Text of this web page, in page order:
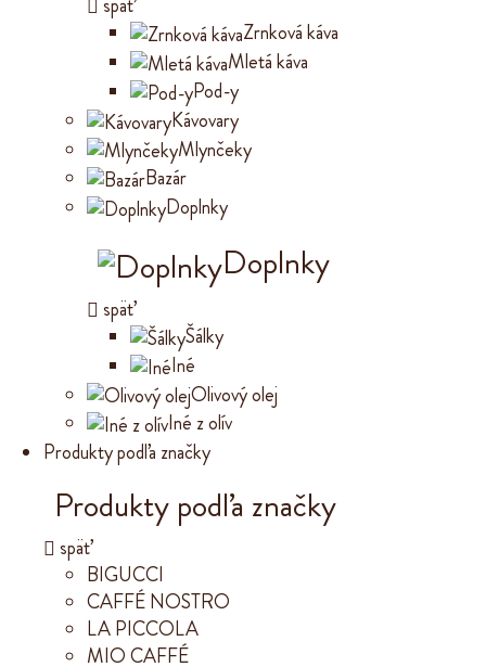
Zrnková káva
Mletá káva
Pod-y
Kávovary
Mlynčeky
Bazár
Doplnky
Doplnky
späť
Šálky
Iné
Olivový olej
Iné z olív
Produkty podľa značky
Produkty podľa značky
späť
BIGUCCI
CAFFÉ NOSTRO
LA PICCOLA
MIO CAFFÉ